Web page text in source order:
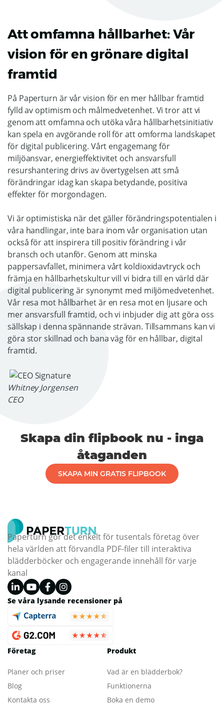
Att omfamna hållbarhet: Vår
vision för en grönare digital
framtid
På Paperturn är vår vision för en mer hållbar framtid
fylld av optimism och målmedvetenhet. Vi tror att vi
genom att omfamna och utöka våra hållbarhetsinitiativ
kan spela en avgörande roll för att omforma landskapet
för digital publicering. Vårt engagemang för
miljöansvar, energieffektivitet och ansvarsfull
resurshantering drivs av övertygelsen att små
förändringar idag kan skapa betydande, positiva
effekter för morgondagen.
Vi är optimistiska när det gäller förändringspotentialen i
våra handlingar, inte bara inom vår organisation utan
också för att inspirera till positiv förändring i vår
bransch och utanför. Genom att minska
pappersavfallet, minimera vårt koldioxidavtryck och
främja en hållbarhetskultur vill vi bidra till en värld där
digital publicering är synonymt med miljömedvetenhet.
Vår resa mot hållbarhet är en resa mot en ljusare och
mer ansvarsfull framtid, och vi inbjuder dig att göra oss
sällskap i denna spännande strävan. Tillsammans kan vi
göra stor skillnad och bana väg för en hållbar, digital
framtid.
Whitney Jorgensen
CEO
Skapa din flipbook nu - inga
åtaganden
SKAPA MIN GRATIS FLIPBOOK
Paperturn gör det enkelt för tusentals företag över
hela världen att förvandla PDF-filer till interaktiva
blädderböcker och engagerande innehåll för varje
kanal
Se våra lysande recensioner på
Företag
Planer och priser
Blog
Kontakta oss
Produkt
Vad är en blädderbok?
Funktionerna
Boka en demo